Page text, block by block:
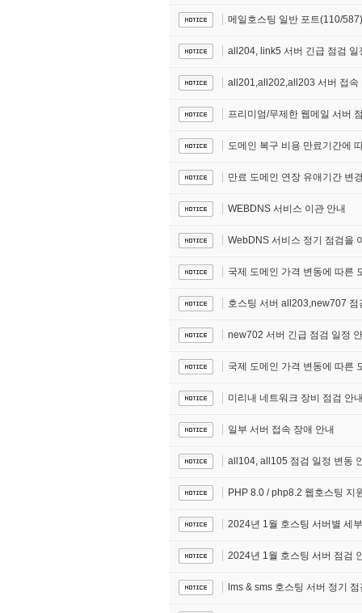
메일호스팅 일반 포트(110/
all204, link5 서버 긴급 점검 일
all201,all202,all203 서버 접속
프리미엄/무제한 웹메일 서버
도메인 복구 비용 만료기간에
만료 도메인 연장 유애기간 변
WEBDNS 서비스 이관 안내
WebDNS 서비스 정기 점검을
국제 도메인 가격 변동에 따른
호스팅 서버 all203,new707 점
new702 서버 긴급 점검 일정
국제 도메인 가격 변동에 따른
미리내 네트워크 장비 점검 안
일부 서버 접속 장애 안내
all104, all105 점검 일정 변동
PHP 8.0 / php8.2 웹호스팅 지
2024년 1월 호스팅 서버별 세
2024년 1월 호스팅 서버 점검
lms & sms 호스팅 서버 정기